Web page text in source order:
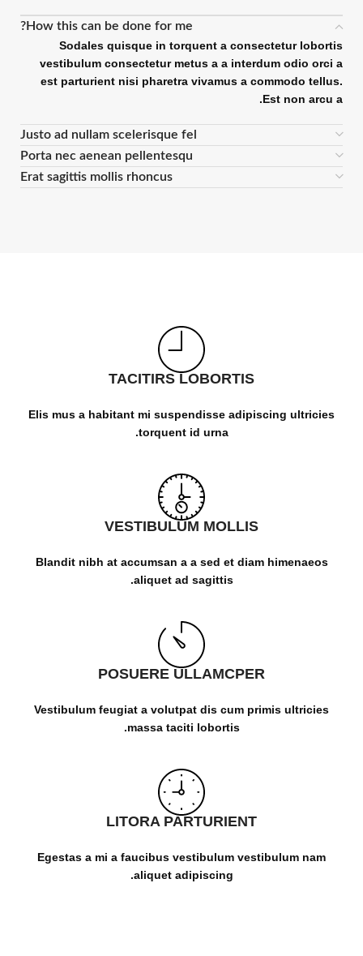
How this can be done for me?
Sodales quisque in torquent a consectetur lobortis
vestibulum consectetur metus a a interdum odio orci a
est parturient nisi pharetra vivamus a commodo tellus.
Est non arcu a.
Justo ad nullam scelerisque fel
Porta nec aenean pellentesqu
Erat sagittis mollis rhoncus
TACITIRS LOBORTIS
Elis mus a habitant mi suspendisse adipiscing ultricies
torquent id urna.
VESTIBULUM MOLLIS
Blandit nibh at accumsan a a sed et diam himenaeos
aliquet ad sagittis.
POSUERE ULLAMCPER
Vestibulum feugiat a volutpat dis cum primis ultricies
massa taciti lobortis.
LITORA PARTURIENT
Egestas a mi a faucibus vestibulum vestibulum nam
aliquet adipiscing.